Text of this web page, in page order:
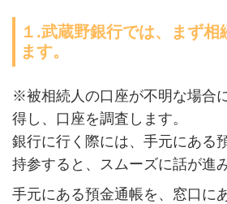
１.武蔵野銀行では、まず相
ます。
※被相続人の口座が不明な場合
得し、口座を調査します。
銀行に行く際には、手元にある
持参すると、スムーズに話が進
手元にある預金通帳を、窓口に